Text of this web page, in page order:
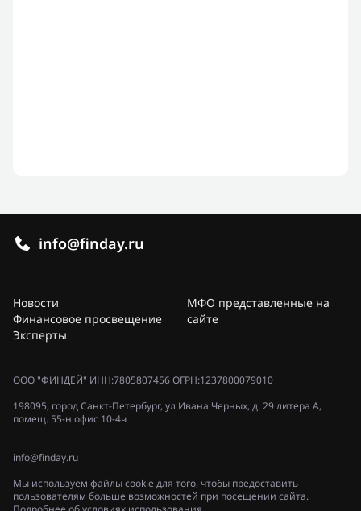
info@finday.ru
Новости
Финансовое просвещение
Эксперты
МФО представленные на
сайте
ООО "ФИНДЕЙ" ИНН:7805807456 ОГРН:1237800079010
198095, город Санкт-Петербург, ул Ивана Черных, д. 29 литера А,
помещ. 55-н офис 10-4ч
info@finday.ru
Мы используем файлы cookie для того, чтобы предоставить
пользователям больше возможностей при посещении сайта.